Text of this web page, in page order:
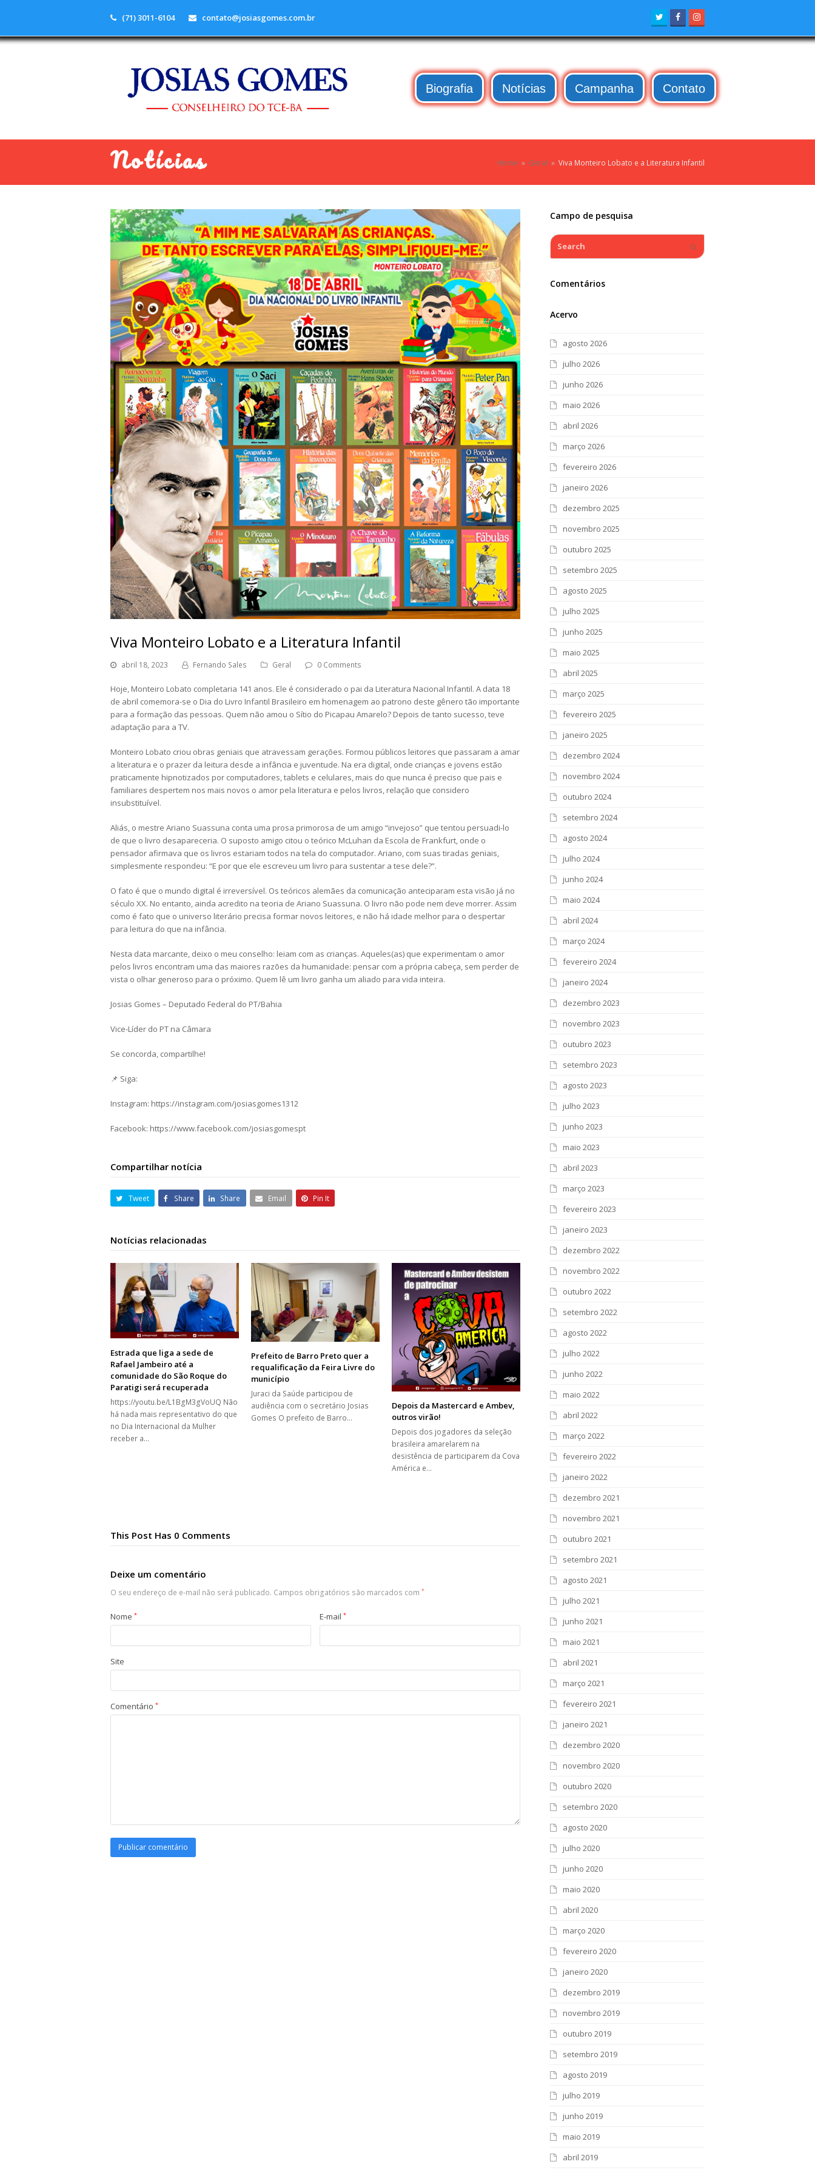
(71) 3011-6104 contato@josiasgomes.com.br TwitterFacebook
Biografia Notícias Campanha Contato
Notícias Home » Geral » Viva Monteiro Lobato e a Literatura Infantil
Viva Monteiro Lobato e a Literatura Infantil
abril 18, 2023 Fernando Sales Geral 0 Comments
Hoje, Monteiro Lobato completaria 141 anos. Ele é considerado o pai da Literatura Nacional Infantil. A data 18
de abril comemora-se o Dia do Livro Infantil Brasileiro em homenagem ao patrono deste gênero tão importante
para a formação das pessoas. Quem não amou o Sítio do Picapau Amarelo? Depois de tanto sucesso, teve
adaptação para a TV.
Monteiro Lobato criou obras geniais que atravessam gerações. Formou públicos leitores que passaram a amar
a literatura e o prazer da leitura desde a infância e juventude. Na era digital, onde crianças e jovens estão
praticamente hipnotizados por computadores, tablets e celulares, mais do que nunca é preciso que pais e
familiares despertem nos mais novos o amor pela literatura e pelos livros, relação que considero
insubstituível.
Aliás, o mestre Ariano Suassuna conta uma prosa primorosa de um amigo “invejoso” que tentou persuadi-lo
de que o livro desapareceria. O suposto amigo citou o teórico McLuhan da Escola de Frankfurt, onde o
pensador afirmava que os livros estariam todos na tela do computador. Ariano, com suas tiradas geniais,
simplesmente respondeu: “E por que ele escreveu um livro para sustentar a tese dele?”.
O fato é que o mundo digital é irreversível. Os teóricos alemães da comunicação anteciparam esta visão já no
século XX. No entanto, ainda acredito na teoria de Ariano Suassuna. O livro não pode nem deve morrer. Assim
como é fato que o universo literário precisa formar novos leitores, e não há idade melhor para o despertar
para leitura do que na infância.
Nesta data marcante, deixo o meu conselho: leiam com as crianças. Aqueles(as) que experimentam o amor
pelos livros encontram uma das maiores razões da humanidade: pensar com a própria cabeça, sem perder de
vista o olhar generoso para o próximo. Quem lê um livro ganha um aliado para vida inteira.
Josias Gomes – Deputado Federal do PT/Bahia
Vice-Líder do PT na Câmara
Se concorda, compartilhe!
📌 Siga:
Instagram: https://instagram.com/josiasgomes1312
Facebook: https://www.facebook.com/josiasgomespt
Compartilhar notícia
Tweet Share Share Email Pin It
Notícias relacionadas
Estrada que liga a sede de
Rafael Jambeiro até a
comunidade do São Roque do
Paratigi será recuperada
https://youtu.be/L1BgM3gVoUQ Não
há nada mais representativo do que
no Dia Internacional da Mulher
receber a…
Prefeito de Barro Preto quer a
requalificação da Feira Livre do
município
Juraci da Saúde participou de
audiência com o secretário Josias
Gomes O prefeito de Barro…
Depois da Mastercard e Ambev,
outros virão!
Depois dos jogadores da seleção
brasileira amarelarem na
desistência de participarem da Cova
América e…
This Post Has 0 Comments
Deixe um comentário
O seu endereço de e-mail não será publicado. Campos obrigatórios são marcados com *
Nome * E-mail *
Site
Comentário *
Campo de pesquisa
Search
Comentários
Acervo
agosto 2026
julho 2026
junho 2026
maio 2026
abril 2026
março 2026
fevereiro 2026
janeiro 2026
dezembro 2025
novembro 2025
outubro 2025
setembro 2025
agosto 2025
julho 2025
junho 2025
maio 2025
abril 2025
março 2025
fevereiro 2025
janeiro 2025
dezembro 2024
novembro 2024
outubro 2024
setembro 2024
agosto 2024
julho 2024
junho 2024
maio 2024
abril 2024
março 2024
fevereiro 2024
janeiro 2024
dezembro 2023
novembro 2023
outubro 2023
setembro 2023
agosto 2023
julho 2023
junho 2023
maio 2023
abril 2023
março 2023
fevereiro 2023
janeiro 2023
dezembro 2022
novembro 2022
outubro 2022
setembro 2022
agosto 2022
julho 2022
junho 2022
maio 2022
abril 2022
março 2022
fevereiro 2022
janeiro 2022
dezembro 2021
novembro 2021
outubro 2021
setembro 2021
agosto 2021
julho 2021
junho 2021
maio 2021
abril 2021
março 2021
fevereiro 2021
janeiro 2021
dezembro 2020
novembro 2020
outubro 2020
setembro 2020
agosto 2020
julho 2020
junho 2020
maio 2020
abril 2020
março 2020
fevereiro 2020
janeiro 2020
dezembro 2019
novembro 2019
outubro 2019
setembro 2019
agosto 2019
julho 2019
junho 2019
maio 2019
abril 2019